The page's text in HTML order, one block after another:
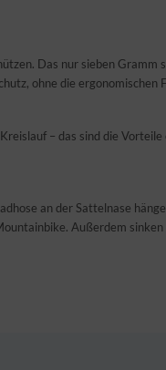
Das nur sieben
ohne die ergonomischen
– das sind die
an der Sattelnase
Außerdem